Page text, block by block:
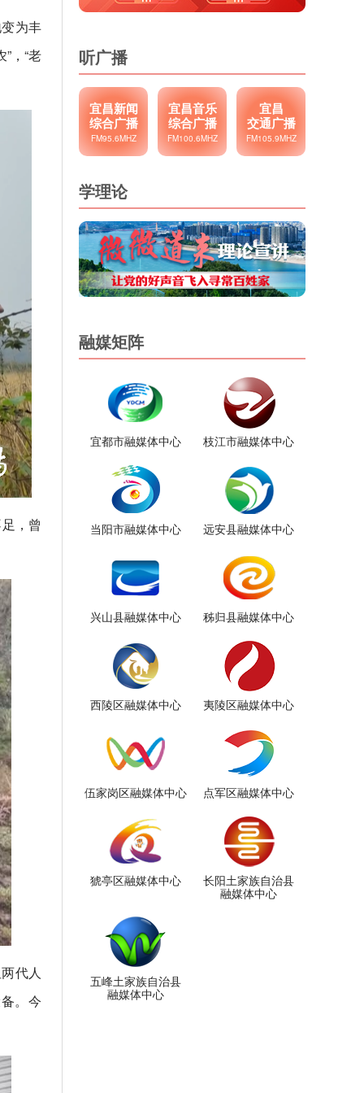
为丰
，“老
，曾
代人
。今
听广播
宜昌新闻
综合广播
FM95.6MHZ
宜昌音乐
综合广播
FM100.6MHZ
宜昌
交通广播
FM105.9MHZ
学理论
融媒矩阵
宜都市融媒体中心 枝江市融媒体中心
当阳市融媒体中心 远安县融媒体中心
兴山县融媒体中心 秭归县融媒体中心
西陵区融媒体中心 夷陵区融媒体中心
伍家岗区融媒体中心 点军区融媒体中心
猇亭区融媒体中心
长阳土家族自治县
融媒体中心
五峰土家族自治县
融媒体中心